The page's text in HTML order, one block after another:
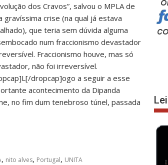
dos Cravos”, salvou o MPLA de
gravíssima crise (na qual já estava
que teria sem dúvida alguma
num fraccionismo devastador
Fraccionismo houve, mas só
não foi irreversível.
dropcap]ogo a seguir a esse
acontecimento da Dipanda
no fim dum tenebroso túnel, passada
, nito alves, Portugal, UNITA